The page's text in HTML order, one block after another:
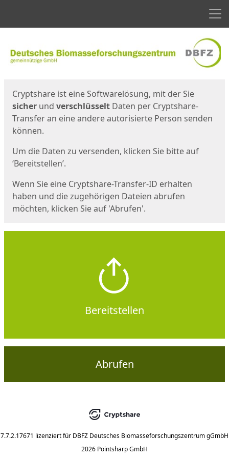
Cryptshare ist eine Softwarelösung, mit der Sie
sicher und verschlüsselt Daten per Cryptshare-
Transfer an eine andere autorisierte Person senden
können.
Um die Daten zu versenden, klicken Sie bitte auf
‘Bereitstellen’.
Wenn Sie eine Cryptshare-Transfer-ID erhalten
haben und die zugehörigen Dateien abrufen
möchten, klicken Sie auf 'Abrufen'.
Bereitstellen
Abrufen
7.7.2.17671 lizenziert für DBFZ Deutsches Biomasseforschungszentrum gGmbH
2026 Pointsharp GmbH